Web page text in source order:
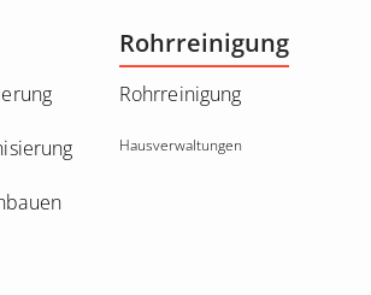
Rohrreinigung
Rohrreinigung
Hausverwaltungen